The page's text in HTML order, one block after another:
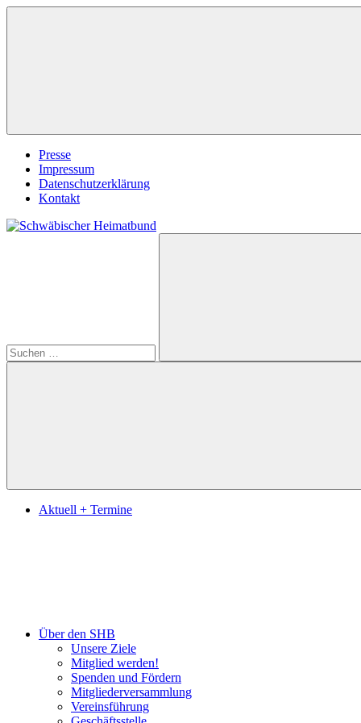
Zum
Presse
Impressum
Datenschutzerklärung
Kontakt
Suchen
Aktuell + Termine
Über den SHB
Unsere Ziele
Mitglied werden!
Spenden und Fördern
Mitgliederversammlung
Vereinsführung